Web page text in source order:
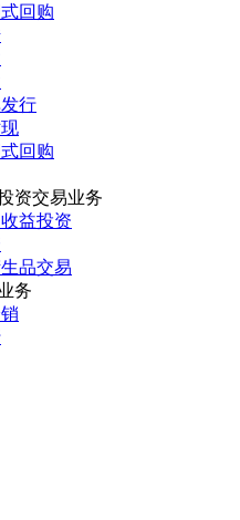
回购
行
回购
资交易业务
益投资
品交易
务